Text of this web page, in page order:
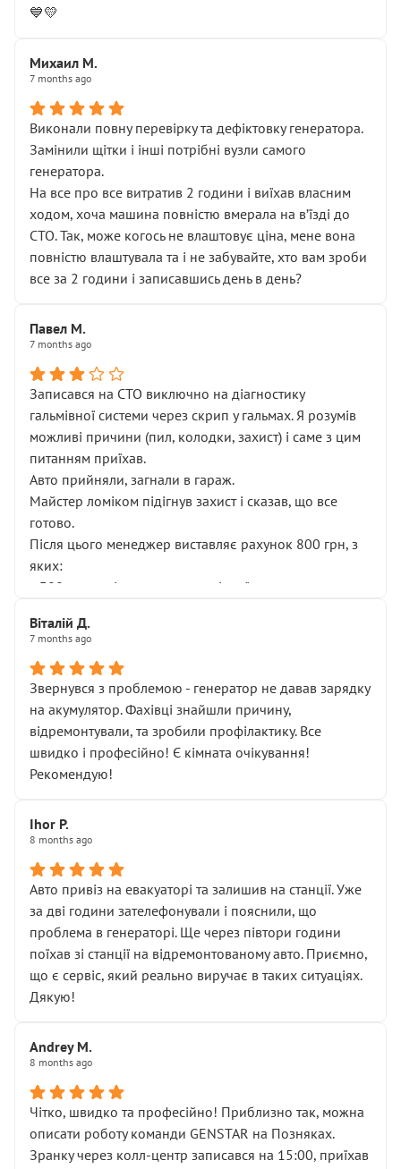
💙💛
Михаил М.
7 months ago
Виконали повну перевірку та дефіктовку генератора.
Замінили щітки і інші потрібні вузли самого
генератора.
На все про все витратив 2 години і виїхав власним
ходом, хоча машина повністю вмерала на вʼїзді до
СТО. Так, може когось не влаштовує ціна, мене вона
повністю влаштувала та і не забувайте, хто вам зроби
все за 2 години і записавшись день в день?
Павел М.
7 months ago
Записався на СТО виключно на діагностику
гальмівної системи через скрип у гальмах. Я розумів
можливі причини (пил, колодки, захист) і саме з цим
питанням приїхав.
Авто прийняли, загнали в гараж.
Майстер ломіком підігнув захист і сказав, що все
готово.
Після цього менеджер виставляє рахунок 800 грн, з
яких:
• 300 грн — діагностика гальмівної системи
НЕ погоджував
послуга. Тим більше, я був поруч і жодної реальної
діагностики ходової не проводилось. Після
зауваження гроші за цю “послугу” повернули, що
лише підтвердило мою правоту.
Але головне — я виїжджаю з боксу, і скрип у гальмах
залишився таким самим, як і був. Тобто оплачена
Далі ситуація тільки погіршилась:
• сказали, що тепер “потрібно знімати колеса”
• що біля авто стояти вже не можна
• почали озвучувати купу додаткових робіт без
чіткого пояснення
( ну все зняли та доробили) дякую!
Окремий момент, який виглядає абсурдно:
мені заявили, що бачок гальмівної рідини потрібно
міняти разом із головним гальмівним циліндром у
Для людини, яка хоча б трохи розуміється на техніці,
це звучить як мінімум непрофесійно, а як максимум —
спроба продати дорогий вузол замість елементарних
ущільнювачів.
Що прикро — це не перший мій візит. Раніше міняв у
вас стартер, і тоді сервіс наче справив хороше
Віталій Д.
7 months ago
Звернувся з проблемою - генератор не давав зарядку
на акумулятор. Фахівці знайшли причину,
відремонтували, та зробили профілактику. Все
швидко і професійно! Є кімната очікування!
Рекомендую!
Ihor P.
8 months ago
Авто привіз на евакуаторі та залишив на станції. Уже
за дві години зателефонували і пояснили, що
проблема в генераторі. Ще через півтори години
поїхав зі станції на відремонтованому авто. Приємно,
що є сервіс, який реально виручає в таких ситуаціях.
Дякую!
Andrey M.
8 months ago
Чітко, швидко та професійно! Приблизно так, можна
описати роботу команди GENSTAR на Позняках.
Зранку через колл-центр записався на 15:00, приїхав